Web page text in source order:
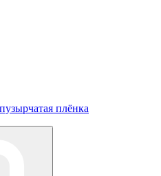
плёнка